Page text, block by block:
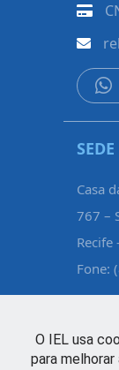
SEDE
Casa
767 –
Recife
Fone:
O IEL usa
para